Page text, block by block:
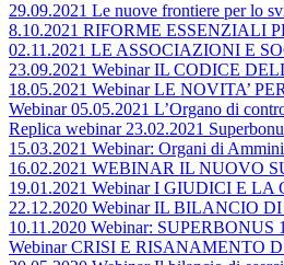
29.09.2021 Le nuove frontiere per lo
8.10.2021 RIFORME ESSENZIALI
02.11.2021 LE ASSOCIAZIONI E
23.09.2021 Webinar IL CODICE
18.05.2021 Webinar LE NOVITA’
Webinar 05.05.2021 L’Organo di
Replica webinar 23.02.2021
15.03.2021 Webinar: Organi di
16.02.2021 WEBINAR IL NUOVO
19.01.2021 Webinar I GIUDICI E LA
22.12.2020 Webinar IL BILANCIO
10.11.2020 Webinar:
Webinar CRISI E RISANAMENTO